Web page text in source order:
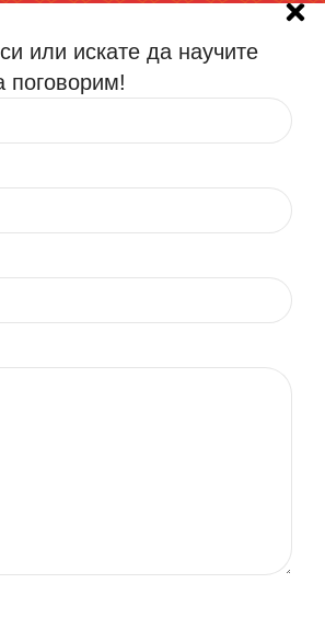
или искате да научите
поговорим!